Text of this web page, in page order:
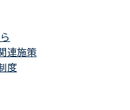
連施策
度